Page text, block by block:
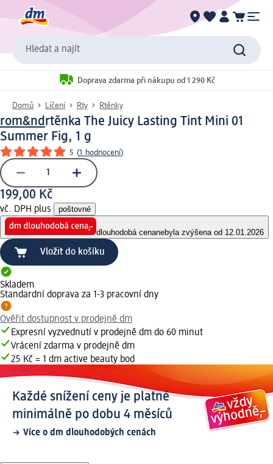
Hledat a najít
Doprava zdarma při nákupu od 1 290 Kč
Domů Líčení Rty Rtěnky
rom&ndrtěnka The Juicy Lasting Tint Mini 01
Summer Fig, 1 g
5 (1 hodnocení)
199,00 Kč
vč. DPH plus poštovné
dlouhodobá cenanebyla zvýšena od 12.01.2026
Vložit do košíku
Skladem
Standardní doprava za 1-3 pracovní dny
Ověřit dostupnost v prodejně dm
Expresní vyzvednutí v prodejně dm do 60 minut
Vrácení zdarma v prodejně dm
25 Kč = 1 dm active beauty bod
Každé snížení ceny je platné
minimálně po dobu 4 měsíců
Více o dm dlouhodobých cenách